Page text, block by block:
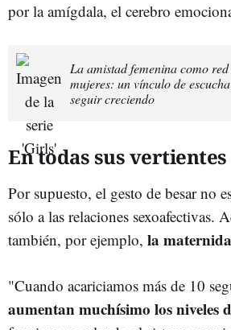
por la amígdala, el cerebro
La amistad femenina como
mujeres: un vínculo de
seguir creciendo
En todas sus vertientes
Por supuesto, el gesto de besar no
sólo a las relaciones sexoafectivas.
también, por ejemplo, la
"Cuando acariciamos más de 10
aumentan muchísimo los niveles